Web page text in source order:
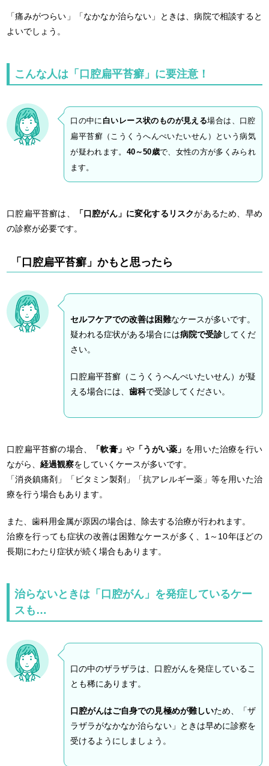
「痛みがつらい」「なかなか治らない」ときは、病院で相談すると
よいでしょう。
こんな人は「口腔扁平苔癬」に要注意！
口の中に 白いレース状のものが見える場合は、口腔
扁平苔癬（こうくうへんぺいたいせん）という病気
が疑われます。 40～50歳で、女性の方が多くみられ
ます。
口腔扁平苔癬は、 「口腔がん」に変化するリスクがあるため、早め
の診察が必要です。
「口腔扁平苔癬」かもと思ったら
セルフケアでの改善は困難なケースが多いです。
疑われる症状がある場合には病院で受診してくだ
さい。
口腔扁平苔癬（こうくうへんぺいたいせん）が疑
える場合には、歯科で受診してください。
口腔扁平苔癬の場合、 「軟膏」 や 「うがい薬」 を用いた治療を行い
ながら、経過観察をしていくケースが多いです。
「消炎鎮痛剤」「ビタミン製剤」「抗アレルギー薬」等を用いた治
療を行う場合もあります。
また、歯科用金属が原因の場合は、除去する治療が行われます。
治療を行っても症状の改善は困難なケースが多く、1～10年ほどの
長期にわたり症状が続く場合もあります。
治らないときは「口腔がん」を発症しているケー
スも…
口の中のザラザラは、口腔がんを発症しているこ
とも稀にあります。
口腔がんはご自身での見極めが難しいため、「ザ
ラザラがなかなか治らない」ときは早めに診察を
受けるようにしましょう。